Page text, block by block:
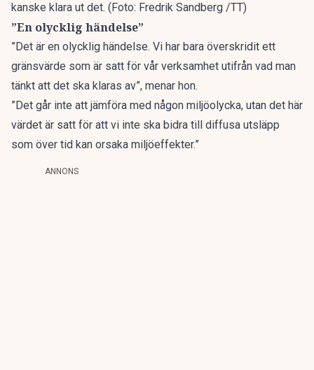
kanske klara ut det. (Foto: Fredrik Sandberg /TT)
”En olycklig händelse”
”Det är en olycklig händelse. Vi har bara överskridit ett
gränsvärde som är satt för vår verksamhet utifrån vad man
tänkt att det ska klaras av”, menar hon.
”Det går inte att jämföra med någon miljöolycka, utan det här
värdet är satt för att vi inte ska bidra till diffusa utsläpp
som över tid kan orsaka miljöeffekter.”
ANNONS